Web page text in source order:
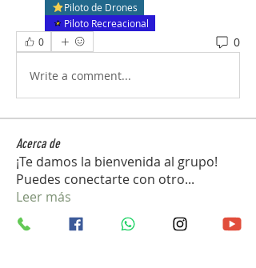
Piloto de Drones
Piloto Recreacional
0
0
Write a comment...
Acerca de
¡Te damos la bienvenida al grupo!
Puedes conectarte con otro...
Leer más